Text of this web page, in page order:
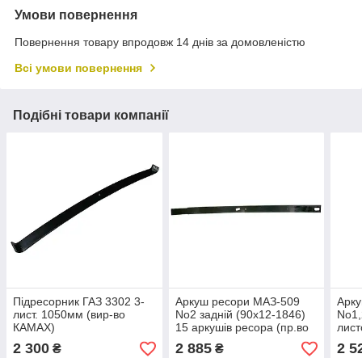
Умови повернення
Повернення товару впродовж 14 днів за домовленістю
Всі умови повернення
Подібні товари компанії
Підресорник ГАЗ 3302 3-
лист. 1050мм (вир-во
КАМАХ)
2 300 ₴
Аркуш ресори МАЗ-509
No2 задній (90х12-1846)
15 аркушів ресора (пр.во
ЯРЗ)
2 885₴
(пр-
2